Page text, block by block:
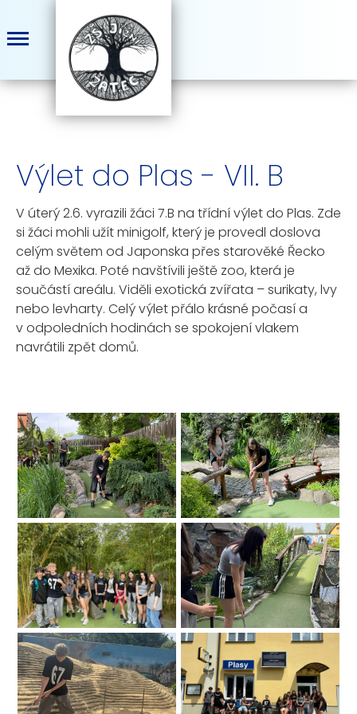
Výlet do Plas - VII. B
V úterý 2.6. vyrazili žáci 7.B na třídní výlet do Plas. Zde
si žáci mohli užít minigolf, který je provedl doslova
celým světem od Japonska přes starověké Řecko
až do Mexika. Poté navštívili ještě zoo, která je
součástí areálu. Viděli exotická zvířata – surikaty, lvy
nebo levharty. Celý výlet přálo krásné počasí a
v odpoledních hodinách se spokojení vlakem
navrátili zpět domů.